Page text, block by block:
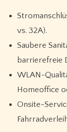
vs. 32A).
Saubere
barrierefreie
WLAN-
Homeoffice
Onsite-